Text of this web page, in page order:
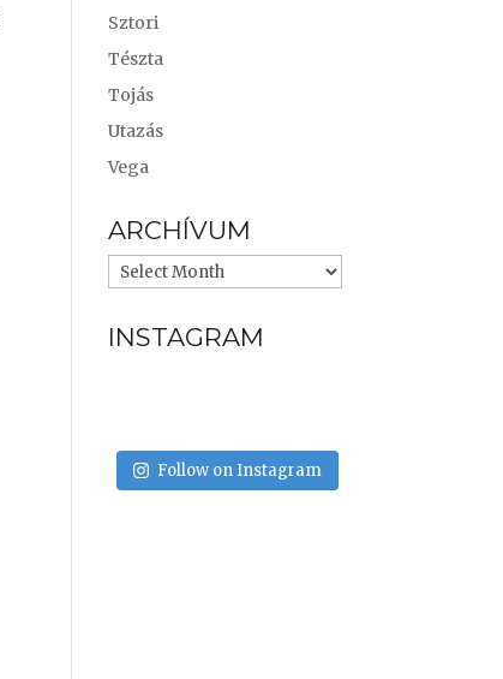
Sztori
Tészta
Tojás
Utazás
Vega
ARCHÍVUM
INSTAGRAM
Follow on Instagram